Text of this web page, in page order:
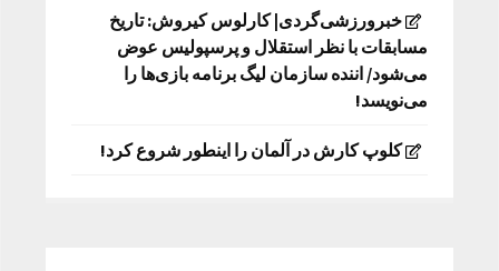
خبرورزشی‌گردی| کارلوس کیروش: تاریخ
مسابقات با نظر استقلال و پرسپولیس عوض
می‌شود/ اننده سازمان لیگ برنامه بازی‌ها را
می‌نویسد!
کلوپ کارش در آلمان را اینطور شروع کرد!